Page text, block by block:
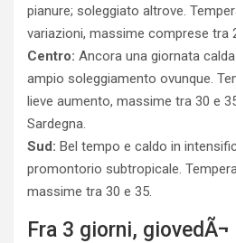
pianure; soleggiato altrove.
variazioni, massime comprese tra
Centro: Ancora una giornata calda
ampio soleggiamento ovunque.
lieve aumento, massime tra 30 e
Sardegna.
Sud: Bel tempo e caldo in
promontorio subtropicale.
massime tra 30 e 35.
Fra 3 giorni,